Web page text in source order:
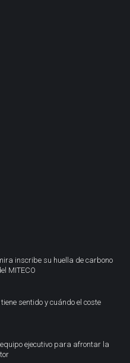
inscribe su huella de carbono
MITECO
sentido y cuándo el coste
ejecutivo para afrontar la